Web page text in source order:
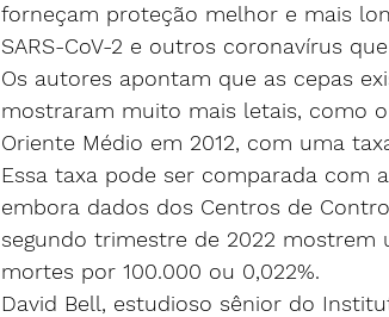
forneçam proteção melhor e mais
SARS-CoV-2 e outros coronavírus
Os autores apontam que as cepas
mostraram muito mais letais, como
Oriente Médio em 2012, com uma
Essa taxa pode ser comparada com
embora dados dos Centros de
segundo trimestre de 2022
mortes por 100.000 ou 0,022%.
David Bell, estudioso sênior do